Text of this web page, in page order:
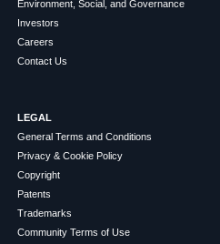
Environment, Social, and Governance
Investors
Careers
Contact Us
LEGAL
General Terms and Conditions
Privacy & Cookie Policy
Copyright
Patents
Trademarks
Community Terms of Use